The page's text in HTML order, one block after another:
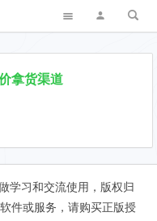
拿货渠道
学习和交流使用，版权归
件或服务，请购买正版授